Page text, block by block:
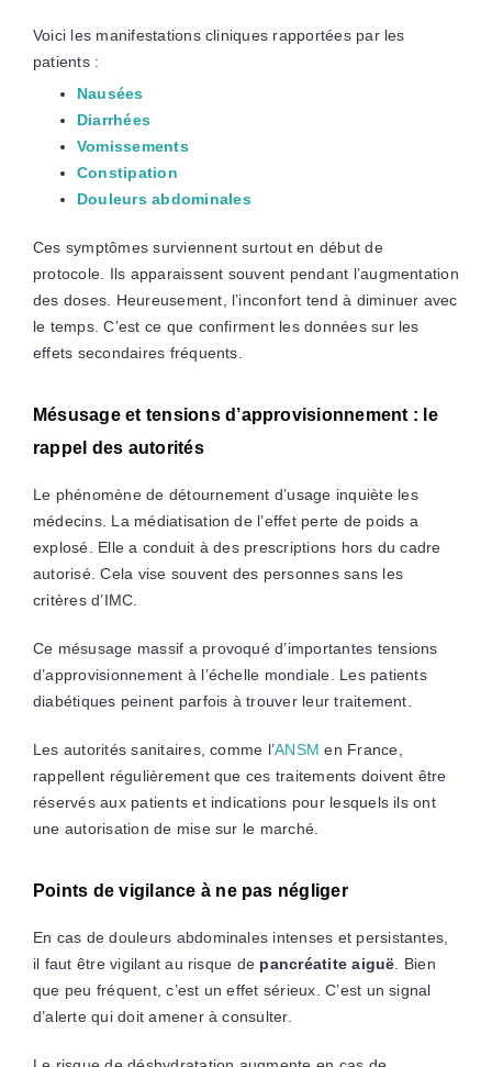
Voici les manifestations cliniques rapportées par les
patients :
Nausées
Diarrhées
Vomissements
Constipation
Douleurs abdominales
Ces symptômes surviennent surtout en début de
protocole. Ils apparaissent souvent pendant l’augmentation
des doses. Heureusement, l’inconfort tend à diminuer avec
le temps. C’est ce que confirment les données sur les
effets secondaires fréquents.
Mésusage et tensions d’approvisionnement : le
rappel des autorités
Le phénomène de détournement d’usage inquiète les
médecins. La médiatisation de l’effet perte de poids a
explosé. Elle a conduit à des prescriptions hors du cadre
autorisé. Cela vise souvent des personnes sans les
critères d’IMC.
Ce mésusage massif a provoqué d’importantes tensions
d’approvisionnement à l’échelle mondiale. Les patients
diabétiques peinent parfois à trouver leur traitement.
Les autorités sanitaires, comme l’ANSM en France,
rappellent régulièrement que ces traitements doivent être
réservés aux patients et indications pour lesquels ils ont
une autorisation de mise sur le marché.
Points de vigilance à ne pas négliger
En cas de douleurs abdominales intenses et persistantes,
il faut être vigilant au risque de pancréatite aiguë . Bien
que peu fréquent, c’est un effet sérieux. C’est un signal
d’alerte qui doit amener à consulter.